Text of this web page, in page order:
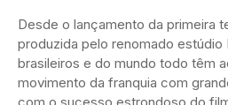
Desde o lançamento da primeira
produzida pelo renomado estúdio
brasileiros e do mundo todo têm
movimento da franquia com